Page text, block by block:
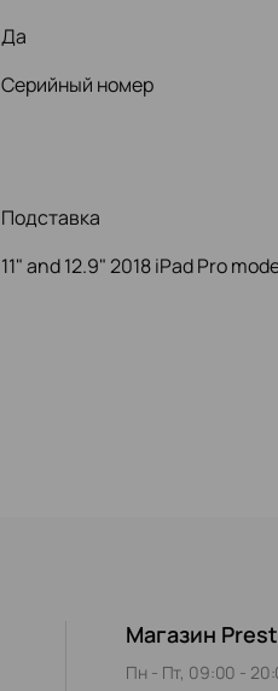
Да
Серийный номер
Подставка
11" and 12.9" 2018 iPad Pro
Магазин
Пн - Пт, 09:00 -